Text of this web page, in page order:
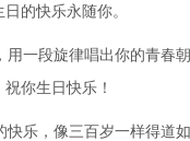
的快乐永随你。
一段旋律唱出你的青春
你生日快乐！
快乐，像三百岁一样得道